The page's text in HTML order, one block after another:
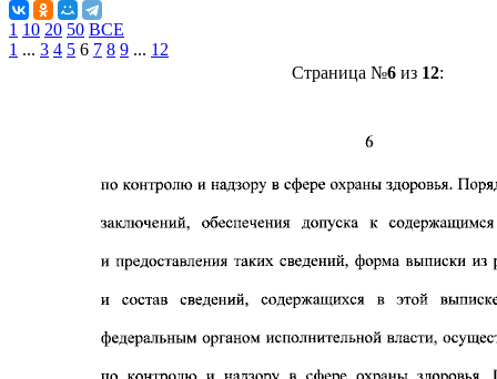
1 10 20 50 ВСЕ
1 ... 3 4 5 6 7 8 9 ... 12
Страница №6из 12: